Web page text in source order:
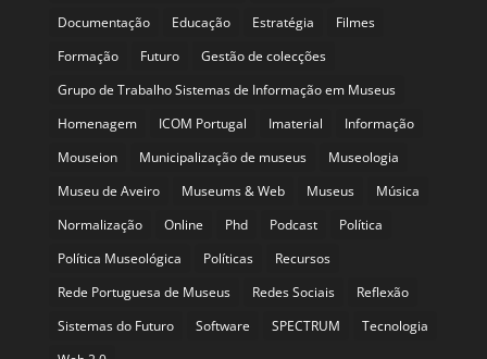
Documentação
Educação Estratégia
Filmes
Formação
Futuro
Gestão de colecções
Grupo de Trabalho Sistemas de Informação em Museus
Homenagem
ICOM Portugal Imaterial
Informação
Mouseion
Municipalização de museus
Museologia
Museu de Aveiro
Museums & Web Museus
Música
Normalização
Online Phd Podcast
Política
Política Museológica
Políticas
Recursos
Rede Portuguesa de Museus
Redes Sociais
Reflexão
Sistemas do Futuro
Software SPECTRUM
Tecnologia